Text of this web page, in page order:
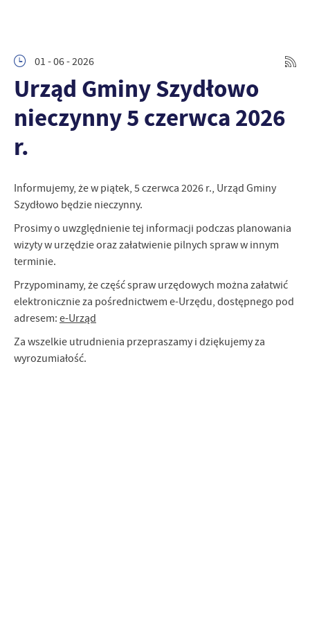
01 - 06 - 2026
Urząd Gminy Szydłowo
nieczynny 5 czerwca 2026
r.
Informujemy, że w piątek, 5 czerwca 2026 r., Urząd Gminy
Szydłowo będzie nieczynny.
Prosimy o uwzględnienie tej informacji podczas planowania
wizyty w urzędzie oraz załatwienie pilnych spraw w innym
terminie.
Przypominamy, że część spraw urzędowych można załatwić
elektronicznie za pośrednictwem e-Urzędu, dostępnego pod
adresem: e-Urząd
Za wszelkie utrudnienia przepraszamy i dziękujemy za
wyrozumiałość.